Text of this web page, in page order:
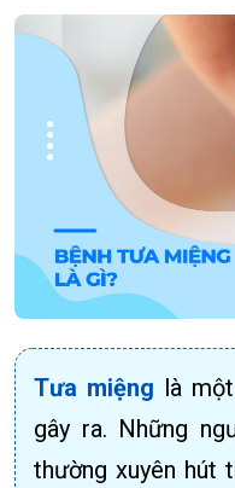
Tưa miệng là
gây ra. Những
thường xuyên hút